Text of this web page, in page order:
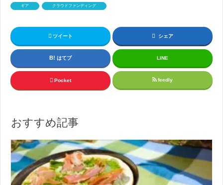
ギア クラウドファンディング
ツイート シェア
はてブ LINE
Pocket feedly
おすすめ記事